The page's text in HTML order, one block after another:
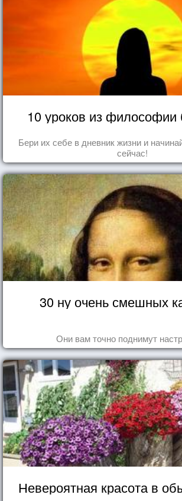
10 уроков из философии
Бери их себе в дневник жизни и
сейчас!
30 ну очень смешных
Они вам точно поднимут
Невероятная красота в